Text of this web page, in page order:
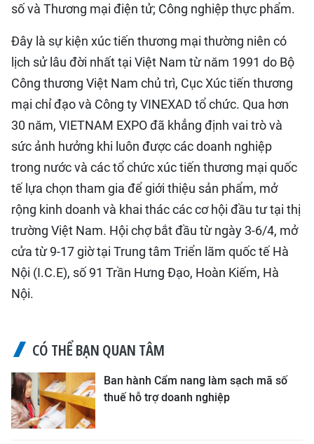
số và Thương mại điện tử; Công nghiệp thực phẩm.
Đây là sự kiện xúc tiến thương mại thường niên có
lịch sử lâu đời nhất tại Việt Nam từ năm 1991 do Bộ
Công thương Việt Nam chủ trì, Cục Xúc tiến thương
mại chỉ đạo và Công ty VINEXAD tổ chức. Qua hơn
30 năm, VIETNAM EXPO đã khẳng định vai trò và
sức ảnh hưởng khi luôn được các doanh nghiệp
trong nước và các tổ chức xúc tiến thương mại quốc
tế lựa chọn tham gia để giới thiệu sản phẩm, mở
rộng kinh doanh và khai thác các cơ hội đầu tư tại thị
trường Việt Nam. Hội chợ bắt đầu từ ngày 3-6/4, mở
cửa từ 9-17 giờ tại Trung tâm Triển lãm quốc tế Hà
Nội (I.C.E), số 91 Trần Hưng Đạo, Hoàn Kiếm, Hà
Nội.
CÓ THỂ BẠN QUAN TÂM
Ban hành Cẩm nang làm sạch mã số
thuế hỗ trợ doanh nghiệp